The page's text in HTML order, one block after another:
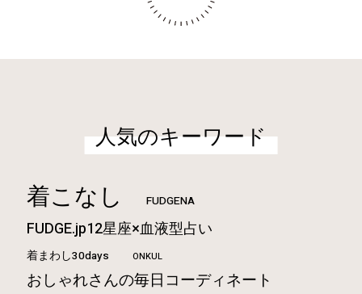
人気のキーワード
着こなし FUDGENA
FUDGE.jp12星座×血液型占い
着まわし30days ONKUL
おしゃれさんの毎日コーディネート